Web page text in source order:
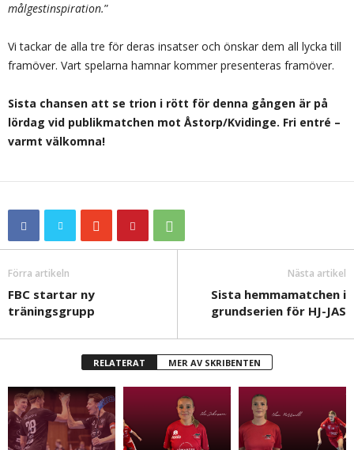
målgestinspiration.”
Vi tackar de alla tre för deras insatser och önskar dem all lycka till
framöver. Vart spelarna hamnar kommer presenteras framöver.
Sista chansen att se trion i rött för denna gången är på
lördag vid publikmatchen mot Åstorp/Kvidinge. Fri entré –
varmt välkomna!
Förra artikeln
FBC startar ny
träningsgrupp
Nästa artikel
Sista hemmamatchen i
grundserien för HJ-JAS
RELATERAT MER AV SKRIBENTEN